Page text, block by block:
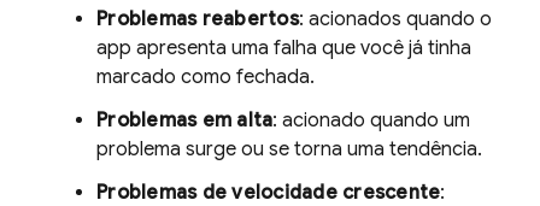
Problemas reabertos: acionados quando o
app apresenta uma falha que você já tinha
marcado como fechada.
Problemas em alta: acionado quando um
problema surge ou se torna uma tendência.
Problemas de velocidade crescente: